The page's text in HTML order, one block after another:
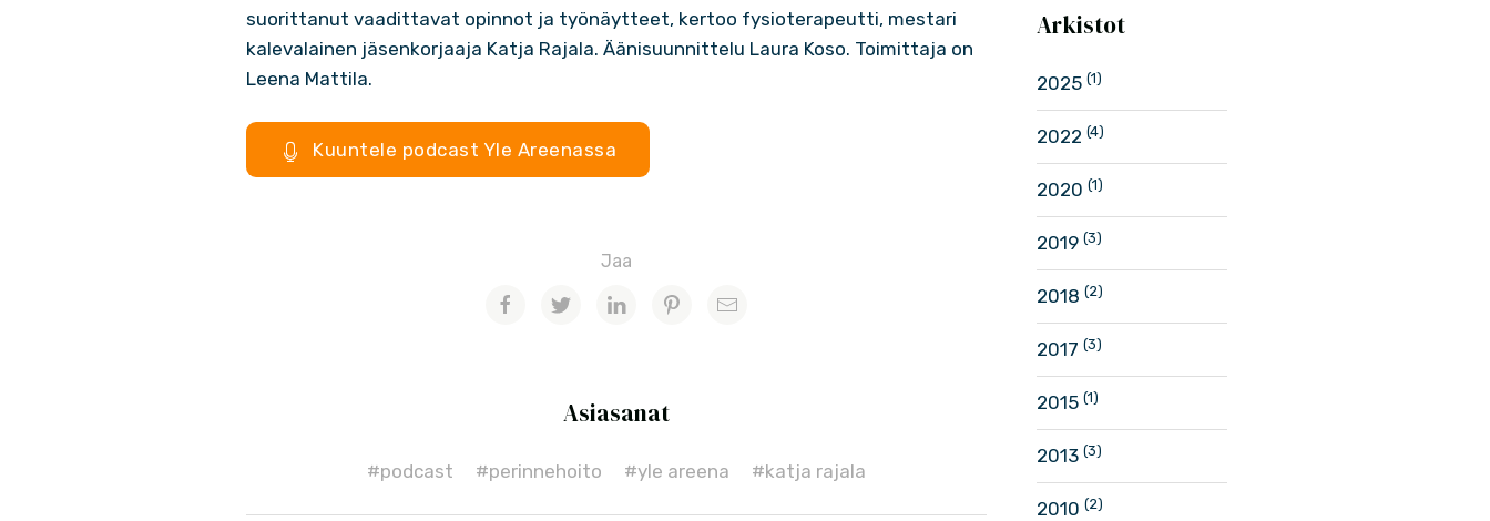
suorittanut vaadittavat opinnot ja työnäytteet, kertoo fysioterapeutti, mestari
kalevalainen jäsenkorjaaja Katja Rajala. Äänisuunnittelu Laura Koso. Toimittaja on
Leena Mattila.
Kuuntele podcast Yle Areenassa
Jaa
Asiasanat
#podcast #perinnehoito #yle areena #katja rajala
Arkistot
2025 (1)
2022 (4)
2020 (1)
2019 (3)
2018 (2)
2017 (3)
2015 (1)
2013 (3)
2010 (2)